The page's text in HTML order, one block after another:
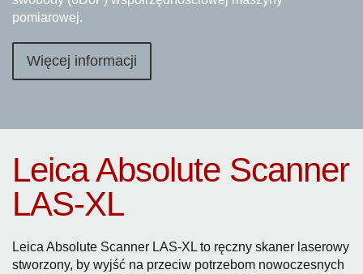
pomiarowej.
Więcej informacji
Leica Absolute Scanner
LAS-XL
Leica Absolute Scanner LAS-XL to ręczny skaner laserowy
stworzony, by wyjść na przeciw potrzebom nowoczesnych